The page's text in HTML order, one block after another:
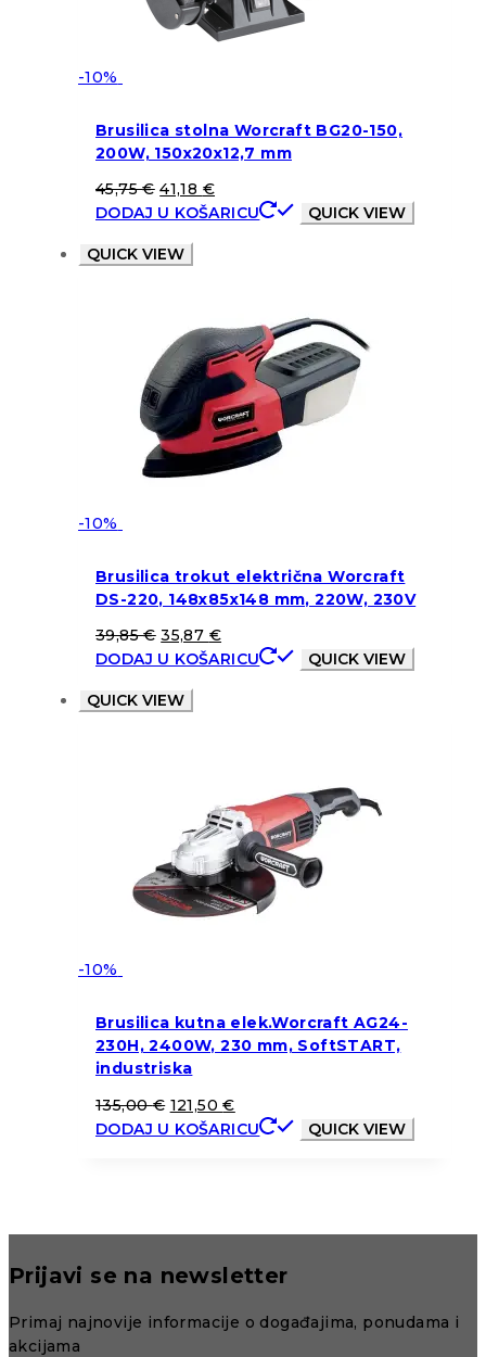
-10%
Brusilica stolna Worcraft BG20-150,
200W, 150x20x12,7 mm
45,75€ 41,18 €
DODAJ U KOŠARICU
QUICK VIEW
QUICK VIEW
-10%
Brusilica trokut električna Worcraft
DS-220, 148x85x148 mm, 220W, 230V
39,85€ 35,87 €
DODAJ U KOŠARICU
QUICK VIEW
QUICK VIEW
-10%
Brusilica kutna elek.Worcraft AG24-
230H, 2400W, 230 mm, SoftSTART,
industriska
135,00€ 121,50€
DODAJ U KOŠARICU
QUICK VIEW
Prijavi se na newsletter
Primaj najnovije informacije o događajima, ponudama i
akcijama